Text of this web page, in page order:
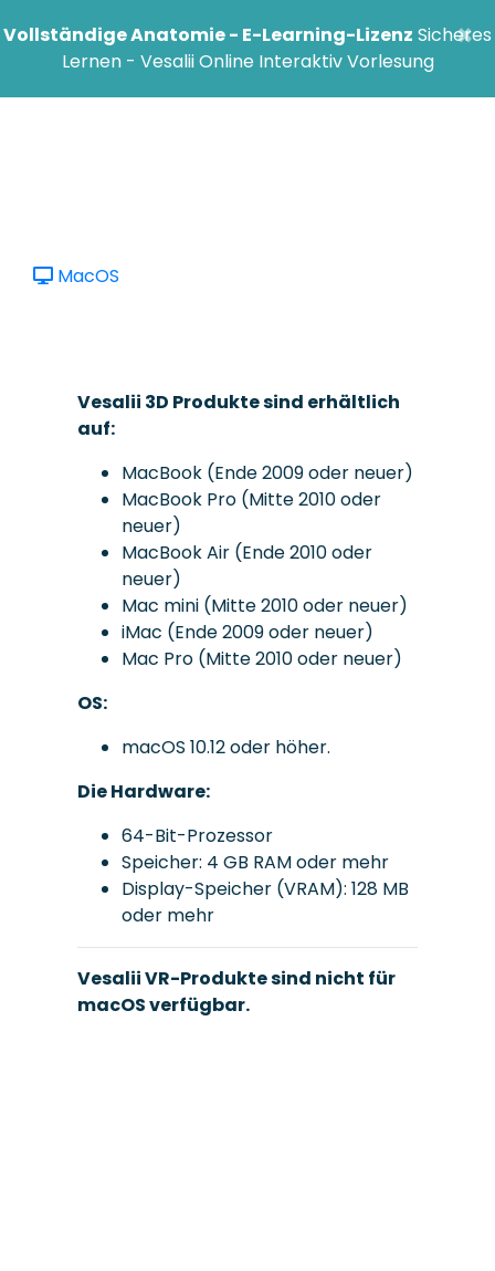
Vollständige Anatomie - E-Learning-Lizenz Sicheres
Lernen - Vesalii Online Interaktiv Vorlesung
×
MacOS
Vesalii 3D Produkte sind erhältlich
auf:
MacBook (Ende 2009 oder neuer)
MacBook Pro (Mitte 2010 oder
neuer)
MacBook Air (Ende 2010 oder
neuer)
Mac mini (Mitte 2010 oder neuer)
iMac (Ende 2009 oder neuer)
Mac Pro (Mitte 2010 oder neuer)
OS:
macOS 10.12 oder höher.
Die Hardware:
64-Bit-Prozessor
Speicher: 4 GB RAM oder mehr
Display-Speicher (VRAM): 128 MB
oder mehr
Vesalii VR-Produkte sind nicht für
macOS verfügbar.